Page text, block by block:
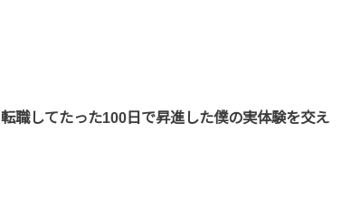
転職してたった100日で昇進した僕の実体験を交え